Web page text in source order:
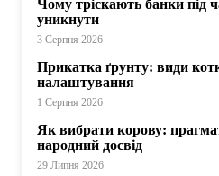
Чому тріскають банки під
уникнути
3 Серпня 2026
Прикатка ґрунту: види
налаштування
1 Серпня 2026
Як вибрати корову:
народний досвід
29 Липня 2026